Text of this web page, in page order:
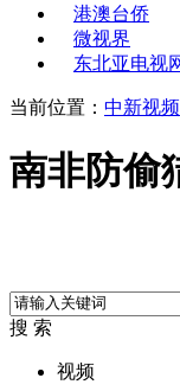
港澳台侨
微视界
东北亚电视
当前位置： 中新视频
南非防偷
搜 索
视频